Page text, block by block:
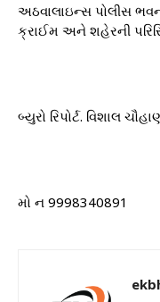
અઠવાલાઇન્સ પોલીસ
ક્રાઈમ અને શહેરની
બ્યુરો રિપોર્ટ. વિશાલ
મો ન 9998340891